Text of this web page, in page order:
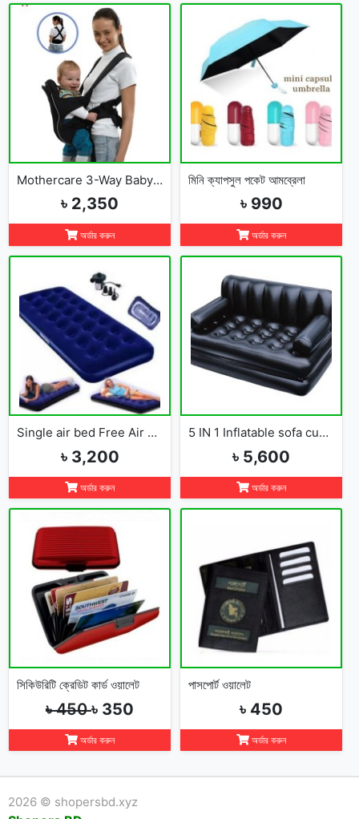
Mothercare 3-Way Baby Carrier
৳ 2,350
অর্ডার করুন
মিনি ক্যাপসুল পকেট আমব্রেলা
৳ 990
অর্ডার করুন
Single air bed Free Air Pumper
৳ 3,200
অর্ডার করুন
5 IN 1 Inflatable sofa cum bed
৳ 5,600
অর্ডার করুন
সিকিউরিটি ক্রেডিট কার্ড ওয়ালেট
৳ 450৳ 350
অর্ডার করুন
পাসপোর্ট ওয়ালেট
৳ 450
অর্ডার করুন
2026 © shopersbd.xyz